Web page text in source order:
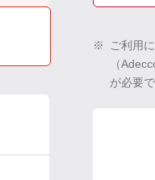
※
ご利用
（
が必要で